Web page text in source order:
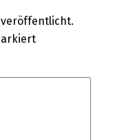
veröffentlicht.